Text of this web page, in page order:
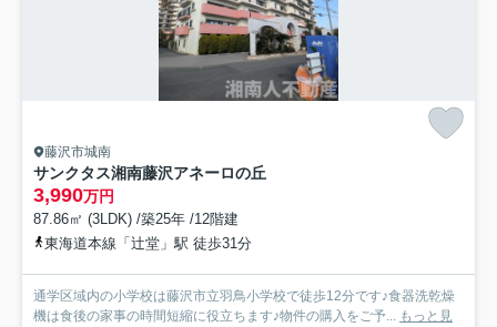
藤沢市城南
サンクタス湘南藤沢アネーロの丘
3,990万円
87.86㎡ (3LDK) /築25年 /12階建
東海道本線「辻堂」駅 徒歩31分
通学区域内の小学校は藤沢市立羽鳥小学校で徒歩12分です♪食器洗乾燥
機は食後の家事の時間短縮に役立ちます♪物件の購入をご予... もっと見